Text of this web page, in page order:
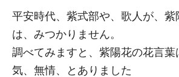
平安時代、紫式部や、歌人が、紫
は、みつかりません。
調べてみますと、紫陽花の花言
気、無情、とありました